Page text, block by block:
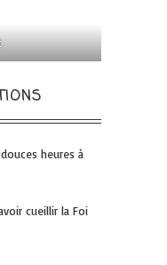
heures à
cueillir la Foi